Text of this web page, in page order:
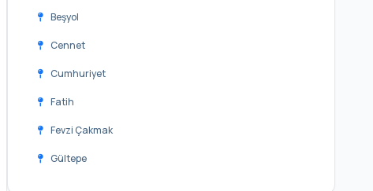
Beşyol
Cennet
Cumhuriyet
Fatih
Fevzi Çakmak
Gültepe